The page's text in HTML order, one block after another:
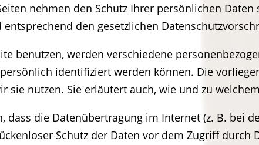
nehmen den Schutz Ihrer persönlichen
den gesetzlichen
benutzen, werden verschiedene
identifiziert werden können. Die
sie nutzen. Sie erläutert auch, wie und zu
dass die Datenübertragung im Internet (z. B. bei
Schutz der Daten vor dem Zugriff durch